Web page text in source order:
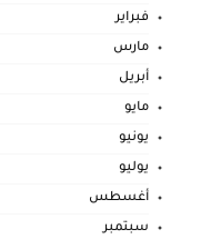
فبراير
مارس
أبريل
مايو
يونيو
يوليو
أغسطس
سبتمبر